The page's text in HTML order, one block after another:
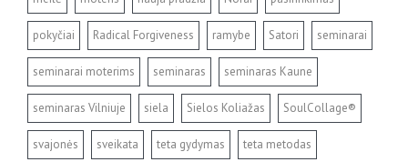
pokyčiai Radical Forgiveness ramybe Satori seminarai
seminarai moterims seminaras seminaras Kaune
seminaras Vilniuje siela Sielos Koliažas SoulCollage®
svajonės sveikata teta gydymas teta metodas